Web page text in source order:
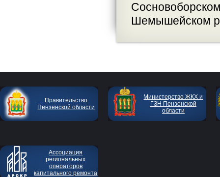
Шемышейском
Правительство
Пензенской области
Министерство ЖКХ и
ГЗН Пензенской
области
Ассоциация
региональных
операторов
капитального ремонта